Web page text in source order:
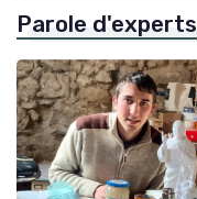
Parole d'experts